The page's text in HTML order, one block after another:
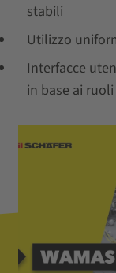
stabili
Utilizzo
Interfacce
in base ai ruoli